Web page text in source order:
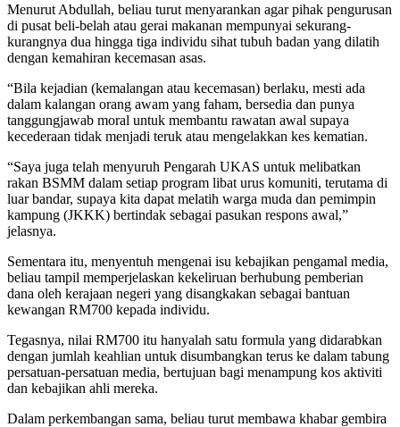
Menurut Abdullah, beliau turut menyarankan agar pihak pengurusan
di pusat beli-belah atau gerai makanan mempunyai sekurang-
kurangnya dua hingga tiga individu sihat tubuh badan yang dilatih
dengan kemahiran kecemasan asas.
“Bila kejadian (kemalangan atau kecemasan) berlaku, mesti ada
dalam kalangan orang awam yang faham, bersedia dan punya
tanggungjawab moral untuk membantu rawatan awal supaya
kecederaan tidak menjadi teruk atau mengelakkan kes kematian.
“Saya juga telah menyuruh Pengarah UKAS untuk melibatkan
rakan BSMM dalam setiap program libat urus komuniti, terutama di
luar bandar, supaya kita dapat melatih warga muda dan pemimpin
kampung (JKKK) bertindak sebagai pasukan respons awal,”
jelasnya.
Sementara itu, menyentuh mengenai isu kebajikan pengamal media,
beliau tampil memperjelaskan kekeliruan berhubung pemberian
dana oleh kerajaan negeri yang disangkakan sebagai bantuan
kewangan RM700 kepada individu.
Tegasnya, nilai RM700 itu hanyalah satu formula yang didarabkan
dengan jumlah keahlian untuk disumbangkan terus ke dalam tabung
persatuan-persatuan media, bertujuan bagi menampung kos aktiviti
dan kebajikan ahli mereka.
Dalam perkembangan sama, beliau turut membawa khabar gembira